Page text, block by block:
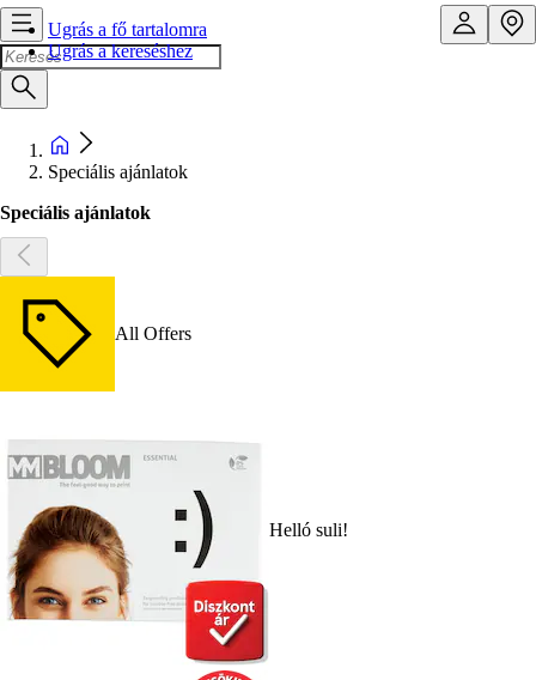
Ugrás a fő tartalomra
Ugrás a kereséshez
Speciális ajánlatok
Speciális ajánlatok
All Offers
Helló suli!